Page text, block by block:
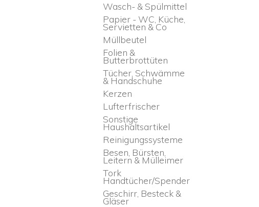
Wasch- & Spülmittel
Papier - WC, Küche,
Servietten & Co
Müllbeutel
Folien &
Butterbrottüten
Tücher, Schwämme
& Handschuhe
Kerzen
Lufterfrischer
Sonstige
Haushaltsartikel
Reinigungssysteme
Besen, Bürsten,
Leitern & Mülleimer
Tork
Handtücher/Spender
Geschirr, Besteck &
Gläser